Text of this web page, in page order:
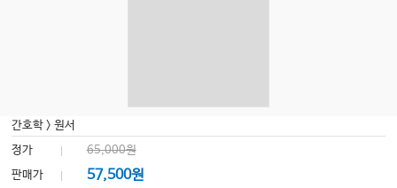
간호학 >원서
정가
65,000원
판매가
57,500원